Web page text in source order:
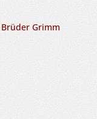
Grimm